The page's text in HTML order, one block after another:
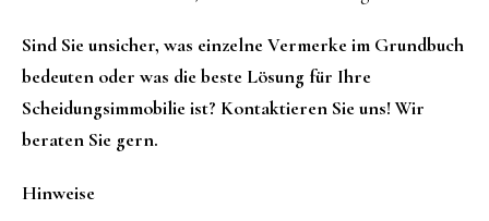
Sind Sie unsicher, was einzelne Vermerke im Grundbuch
bedeuten oder was die beste Lösung für Ihre
Scheidungsimmobilie ist? Kontaktieren Sie uns! Wir
beraten Sie gern.
Hinweise